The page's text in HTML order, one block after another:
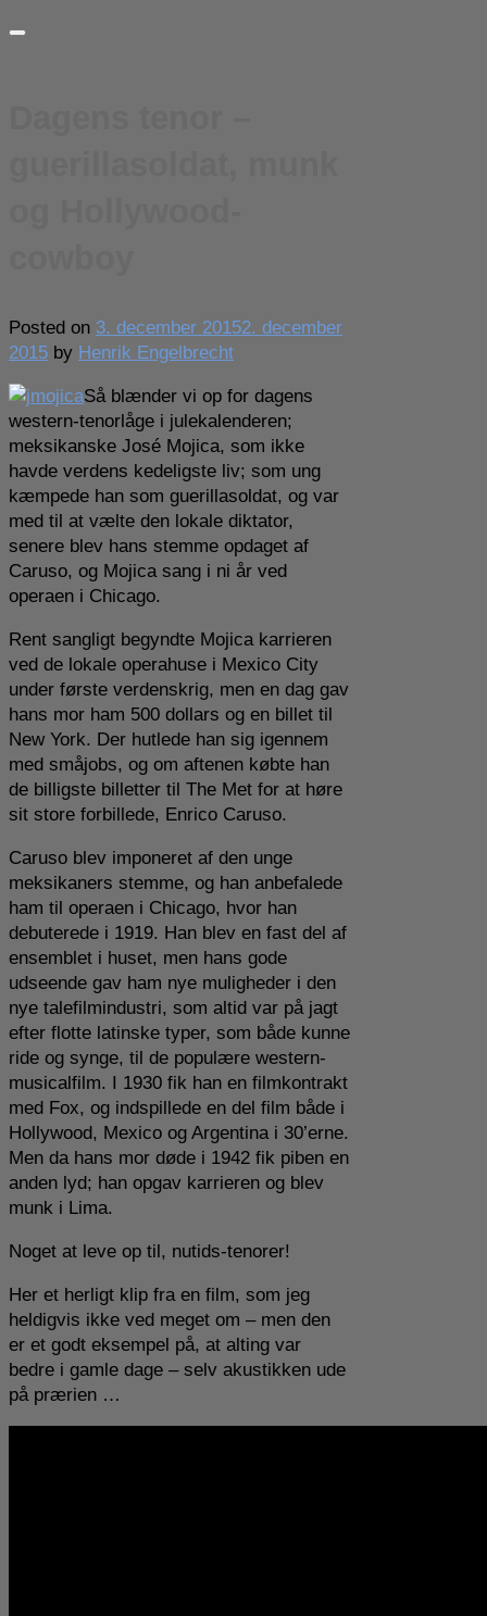
Posted on 3. december 20152. december
2015 by Henrik Engelbrecht
Så blænder vi op for dagens
western-tenorlåge i julekalenderen;
meksikanske José Mojica, som ikke
havde verdens kedeligste liv; som ung
kæmpede han som guerillasoldat, og var
med til at vælte den lokale diktator,
senere blev hans stemme opdaget af
Caruso, og Mojica sang i ni år ved
operaen i Chicago.
Rent sangligt begyndte Mojica karrieren
ved de lokale operahuse i Mexico City
under første verdenskrig, men en dag gav
hans mor ham 500 dollars og en billet til
New York. Der hutlede han sig igennem
med småjobs, og om aftenen købte han
de billigste billetter til The Met for at høre
sit store forbillede, Enrico Caruso.
Caruso blev imponeret af den unge
meksikaners stemme, og han anbefalede
ham til operaen i Chicago, hvor han
debuterede i 1919. Han blev en fast del af
ensemblet i huset, men hans gode
udseende gav ham nye muligheder i den
nye talefilmindustri, som altid var på jagt
efter flotte latinske typer, som både kunne
ride og synge, til de populære western-
musicalfilm. I 1930 fik han en filmkontrakt
med Fox, og indspillede en del film både i
Hollywood, Mexico og Argentina i 30’erne.
Men da hans mor døde i 1942 fik piben en
anden lyd; han opgav karrieren og blev
munk i Lima.
Noget at leve op til, nutids-tenorer!
Her et herligt klip fra en film, som jeg
heldigvis ikke ved meget om – men den
er et godt eksempel på, at alting var
bedre i gamle dage – selv akustikken ude
på prærien …